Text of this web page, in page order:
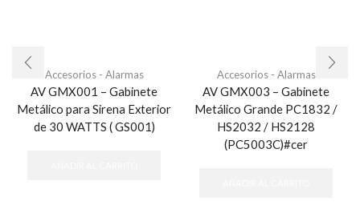
Accesorios - Alarmas
AV GMX001 – Gabinete
Metálico para Sirena Exterior
de 30 WATTS ( GS001)
Accesorios - Alarmas
AV GMX003 – Gabinete
Metálico Grande PC1832 /
HS2032 / HS2128
(PC5003C)#cer